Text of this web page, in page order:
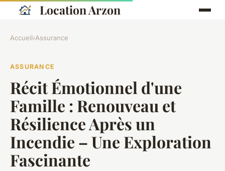
Location Arzon
Accueil›Assurance
ASSURANCE
Récit Émotionnel d'une
Famille : Renouveau et
Résilience Après un
Incendie – Une Exploration
Fascinante